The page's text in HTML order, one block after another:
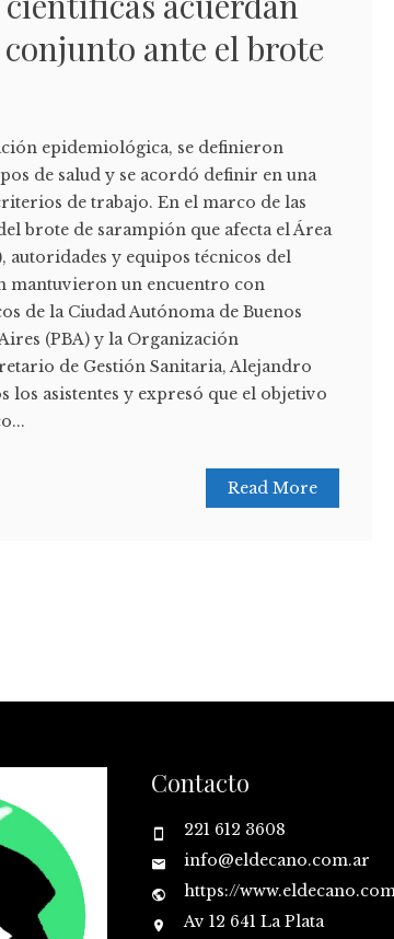
ante el brote
epidemiológica, se definieron
de salud y se acordó definir en una
de trabajo. En el marco de las
brote de sarampión que afecta el Área
autoridades y equipos técnicos del
mantuvieron un encuentro con
de la Ciudad Autónoma de Buenos
(PBA) y la Organización
de Gestión Sanitaria, Alejandro
los asistentes y expresó que el objetivo
Read More
Contacto
221 612 3608
info@eldecano.com.ar
https://
Av 12 641 La Plata